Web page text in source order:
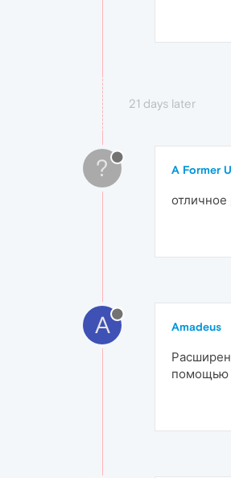
21 days later
? A Former
отличное
A Amadeus
помощью